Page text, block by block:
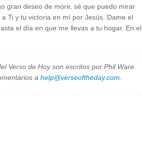
gran deseo de morir, sé que puedo mirar
Ti y tu victoria en mí por Jesús. Dame el
el día en que me llevas a tu hogar. En el
Verso de Hoy son escritos por Phil Ware.
a help@verseoftheday.com